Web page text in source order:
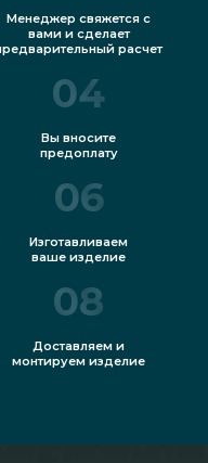
Менеджер свяжется с
вами и сделает
расчет
04
Вы вносите
предоплату
06
Изготавливаем
ваше изделие
08
Доставляем и
монтируем изделие